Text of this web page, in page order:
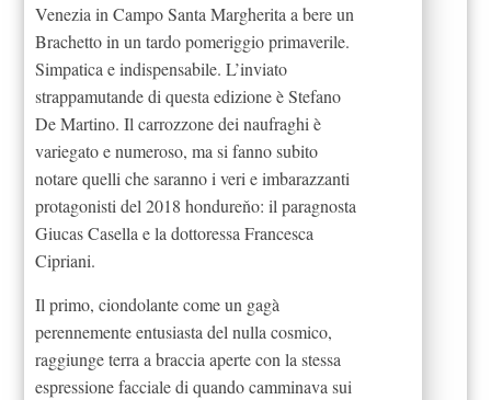
Venezia in Campo Santa Margherita a bere un
Brachetto in un tardo pomeriggio primaverile.
Simpatica e indispensabile. L’inviato
strappamutande di questa edizione è Stefano
De Martino. Il carrozzone dei naufraghi è
variegato e numeroso, ma si fanno subito
notare quelli che saranno i veri e imbarazzanti
protagonisti del 2018 hondureňo: il paragnosta
Giucas Casella e la dottoressa Francesca
Cipriani.
Il primo, ciondolante come un gagà
perennemente entusiasta del nulla cosmico,
raggiunge terra a braccia aperte con la stessa
espressione facciale di quando camminava sui